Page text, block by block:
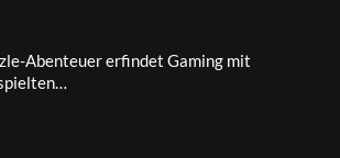
Abenteuer erfindet Gaming mit